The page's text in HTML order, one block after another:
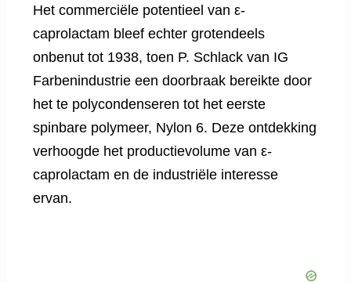
Het commerciële potentieel van ε-
caprolactam bleef echter grotendeels
onbenut tot 1938, toen P. Schlack van IG
Farbenindustrie een doorbraak bereikte door
het te polycondenseren tot het eerste
spinbare polymeer, Nylon 6. Deze ontdekking
verhoogde het productievolume van ε-
caprolactam en de industriële interesse
ervan.